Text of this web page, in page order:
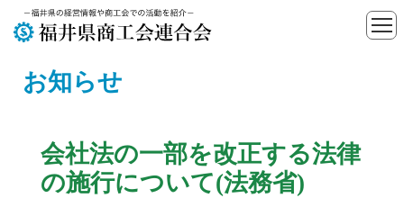
お知らせ
会社法の一部を改正する法律
の施行について(法務省)